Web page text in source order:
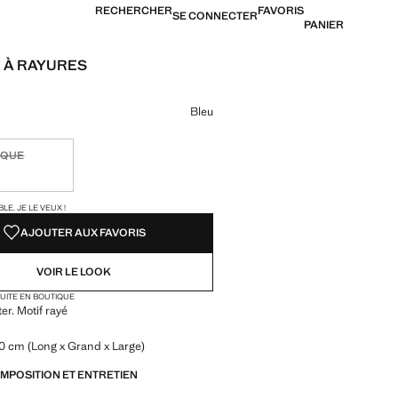
RECHERCHERSE CONNECTERFAVORIS
PANIER
À RAYURES
€ ]
couleur
Bleu
Je le veux !
!
JE LE VEUX !
AJOUTER AUX FAVORIS
VOIR LE LOOK
EN BOUTIQUE
Motif rayé
cm (Long x Grand x Large)
ET ENTRETIEN